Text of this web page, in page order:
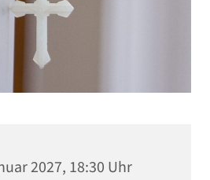
2027, 18:30 Uhr